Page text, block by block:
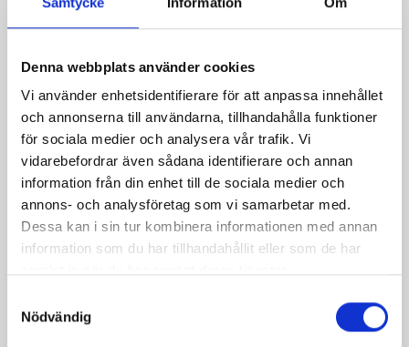
Denna webbplats använder cookies
Vi använder enhetsidentifierare för att anpassa innehållet
och annonserna till användarna, tillhandahålla funktioner
för sociala medier och analysera vår trafik. Vi
vidarebefordrar även sådana identifierare och annan
information från din enhet till de sociala medier och
annons- och analysföretag som vi samarbetar med.
Dessa kan i sin tur kombinera informationen med annan
information som du har tillhandahållit eller som de har
Nödvändig
Mjölken Eko 3%
KRAV 1 liter
Mellanmjölk
1,5% laktosfri 3dl